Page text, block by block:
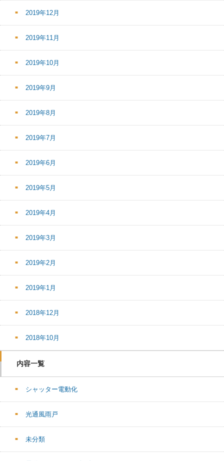
2019年12月
2019年11月
2019年10月
2019年9月
2019年8月
2019年7月
2019年6月
2019年5月
2019年4月
2019年3月
2019年2月
2019年1月
2018年12月
2018年10月
内容一覧
シャッター電動化
光通風雨戸
未分類